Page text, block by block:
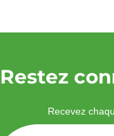
Restez
Recevez